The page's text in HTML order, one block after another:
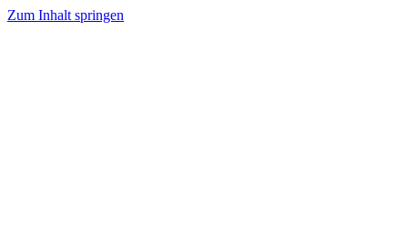
Zum Inhalt springen